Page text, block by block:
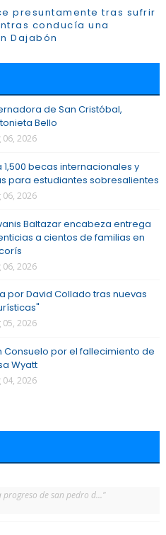
presuntamente tras sufrir
conducía una
Dajabón
de San Cristóbal,
Bello
06, 2026
becas internacionales y
para estudiantes sobresalientes
06, 2026
Baltazar encabeza entrega
a cientos de familias en
06, 2026
por David Collado tras nuevas
05, 2026
Consuelo por el fallecimiento de
Wyatt
04, 2026
de san pedro d..."